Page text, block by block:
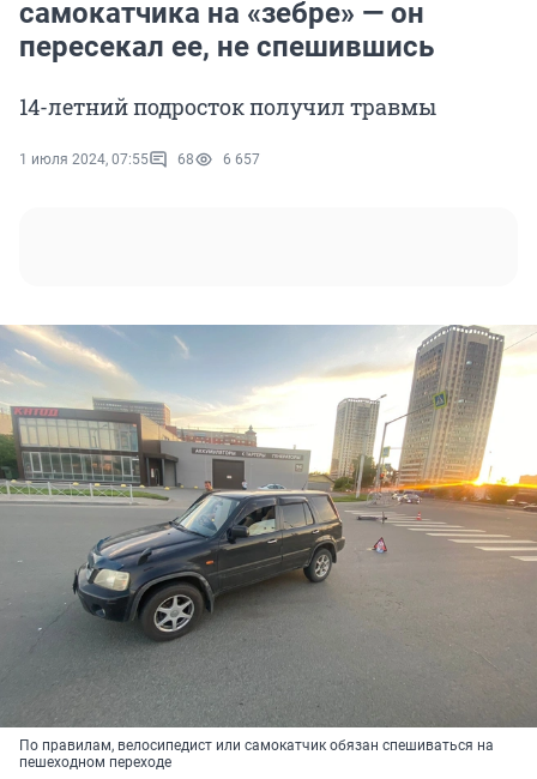
самокатчика на «зебре» — он
пересекал ее, не спешившись
14-летний подросток получил травмы
1 июля 2024, 07:55 68 6 657
По правилам, велосипедист или самокатчик обязан спешиваться на
пешеходном переходе